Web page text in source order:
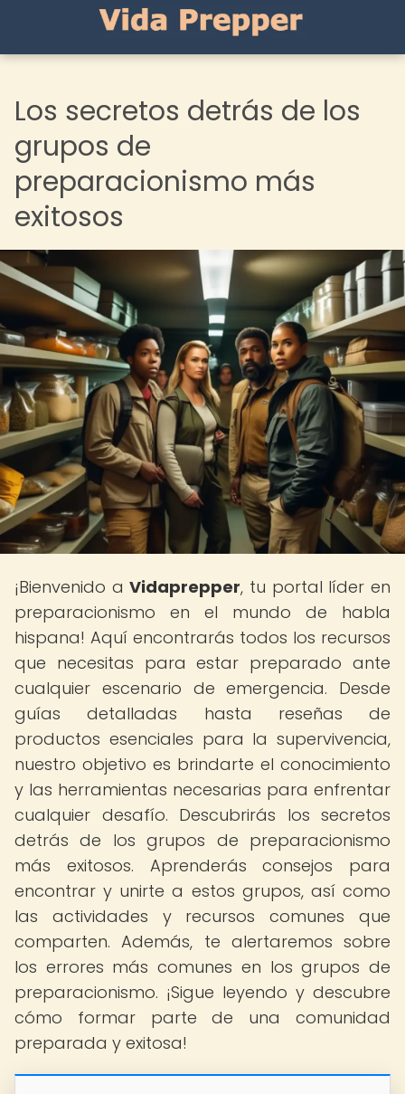
Los secretos detrás de los
grupos de
preparacionismo más
exitosos
¡Bienvenido aVidaprepper, tu portal líder en
preparacionismo en el mundo de habla
hispana! Aquí encontrarás todos los recursos
que necesitas para estar preparado ante
cualquier escenario de emergencia. Desde
guías detalladas hasta reseñas de
productos esenciales para la supervivencia,
nuestro objetivo es brindarte el conocimiento
y las herramientas necesarias para enfrentar
cualquier desafío. Descubrirás los secretos
detrás de los grupos de preparacionismo
más exitosos. Aprenderás consejos para
encontrar y unirte a estos grupos, así como
las actividades y recursos comunes que
comparten. Además, te alertaremos sobre
los errores más comunes en los grupos de
preparacionismo. ¡Sigue leyendo y descubre
cómo formar parte de una comunidad
preparada y exitosa!